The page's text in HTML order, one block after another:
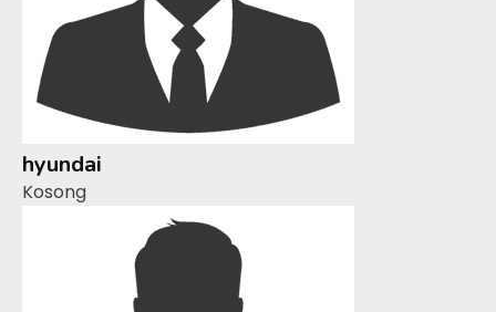
hyundai
Kosong